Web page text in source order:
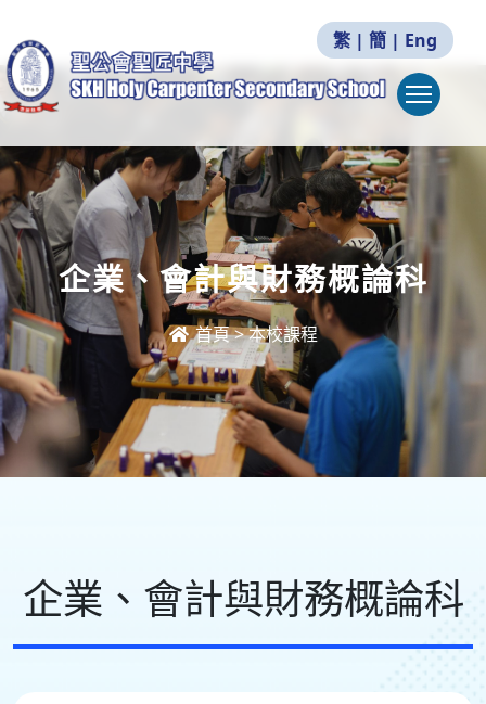
繁 | 簡 | Eng
企業、會計與財務概論科
首頁>本校課程
企業、會計與財務概論科